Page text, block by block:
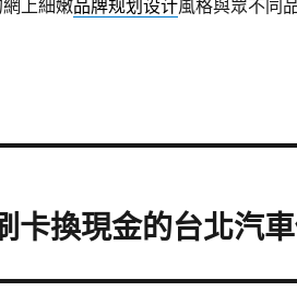
上細嫩品牌规划设计風格與眾不同
卡換現金的台北汽